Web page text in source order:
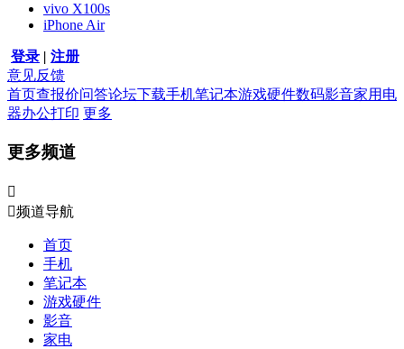
vivo X100s
iPhone Air
登录 | 注册
意见反馈
首页查报价问答论坛下载手机笔记本游戏硬件数码影音家用电
器办公打印 更多
更多频道

频道导航
首页
手机
笔记本
游戏硬件
影音
家电